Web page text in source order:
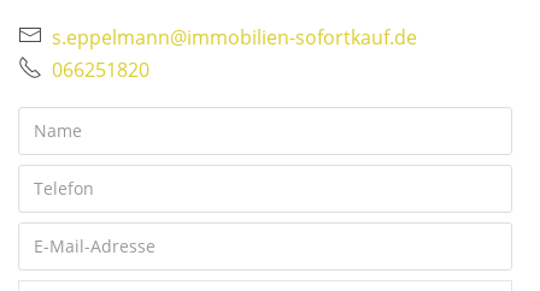
s.eppelmann@immobilien-sofortkauf.de
066251820